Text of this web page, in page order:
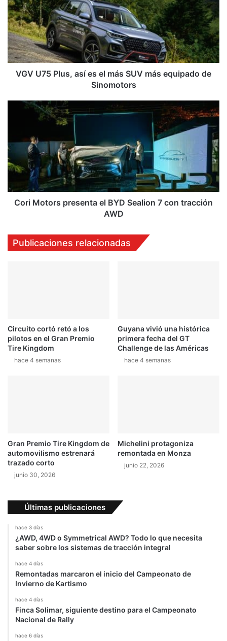
así
es
el
más
SUV
más
equipado
VGV U75 Plus, así es el más SUV más equipado de
Sinomotors
BYD
Sealion
7
tracción
AWD
Cori Motors presenta el BYD Sealion 7 con tracción
AWD
Publicaciones relacionadas
Circuito cortó retó a los
pilotos en el Gran Premio
Tire Kingdom
hace 4 semanas
Guyana vivió una histórica
primera fecha del GT
Challenge de las Américas
hace 4 semanas
Gran Premio Tire Kingdom de
automovilismo estrenará
trazado corto
junio 30, 2026
Michelini protagoniza
remontada en Monza
junio 22, 2026
Últimas publicaciones
hace 3 días
¿AWD, 4WD o Symmetrical AWD? Todo lo que necesita
saber sobre los sistemas de tracción integral
hace 4 días
Remontadas marcaron el inicio del Campeonato de
Invierno de Kartismo
hace 4 días
Finca Solimar, siguiente destino para el Campeonato
Nacional de Rally
hace 6 días